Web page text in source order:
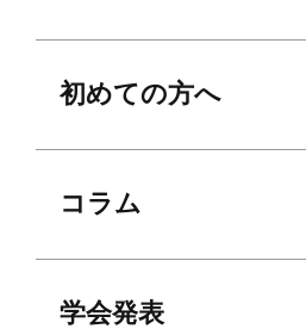
初めての方へ
コラム
学会発表